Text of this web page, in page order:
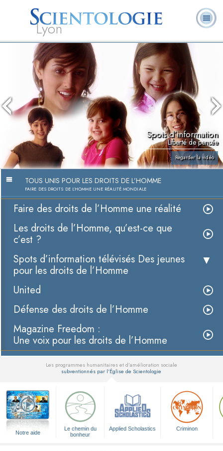
Lyon
L. Ron Hubbard
Qu’est-ce que la
Scientologie ?
Ministres
volontaires
Foire aux
questions
Spots d’information
Liberté de pensée
Regarder la vidéo
TOUS UNIS POUR LES DROITS DE L’HOMME
FAIRE DES DROITS DE L’HOMME UNE RÉALITÉ MONDIALE
Faire des droits de l’Homme une réalité
Les droits de l’Homme, qu’est-ce que
c’est ?
Spots d’information télévisés Des jeunes
pour les droits de l’Homme
United
Défense des droits de l’Homme
Magazine Freedom :
Une voix pour les droits de l’Homme
Les programmes humanitaires et d’amélioration sociale
subventionnés par l’Église de Scientologie
Notre aide
Le chemin du
bonheur
Applied Scholastics Criminon